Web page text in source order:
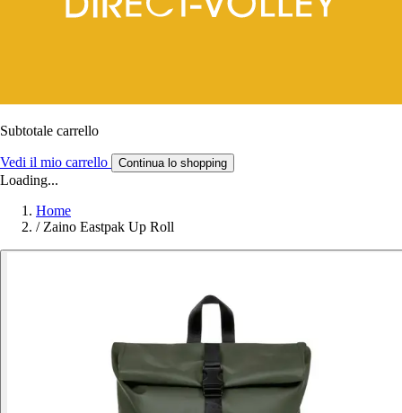
Subtotale carrello
Vedi il mio carrello Continua lo shopping
Loading...
Home
/ Zaino Eastpak Up Roll